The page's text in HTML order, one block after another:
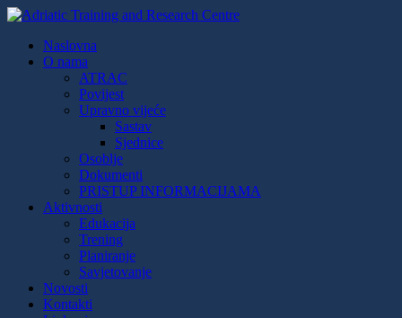
Naslovna
O nama
ATRAC
Povijest
Upravno vijeće
Sastav
Sjednice
Osoblje
Dokumenti
PRISTUP INFORMACIJAMA
Aktivnosti
Edukacija
Trening
Planiranje
Savjetovanje
Novosti
Kontakti